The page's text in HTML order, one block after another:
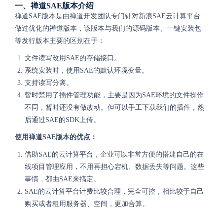
一、禅道SAE版本介绍
禅道SAE版本是由禅道开发团队专门针对新浪SAE云计算平台
做过优化的禅道版本，该版本与我们的源码版本、一键安装包
等发行版本主要的区别在于：
文件读写改用SAE的存储接口。
系统安装时，使用SAE的默认环境变量。
支持读写分离。
暂时禁用了插件管理功能，主要是因为SAE环境的文件操作
不同，暂时还没有做改动。但可以手工下载我们的插件，然
后通过SAE的SDK上传。
使用禅道SAE版本的优点：
借助SAE的云计算平台，企业可以非常方便的搭建自己的在
线项目管理应用，不用再担心宕机、数据丢失等问题。这些
事情，都由SAE来搞定。
SAE的云计算平台计费比较合理，完全可控，相比较于自己
购买或者租用服务器、空间，更加合算。